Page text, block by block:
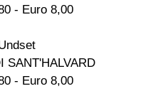
- Euro 8,00
SANT'HALVARD
- Euro 8,00